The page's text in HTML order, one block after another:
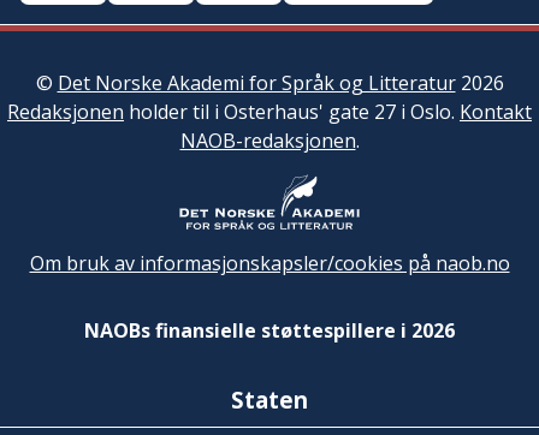
© Det Norske Akademi for Språk og Litteratur2026
Redaksjonen holder til i Osterhaus' gate 27 i Oslo. Kontakt
NAOB-redaksjonen.
Om bruk av informasjonskapsler/cookies på naob.no
NAOBs finansielle støttespillere i 2026
Staten